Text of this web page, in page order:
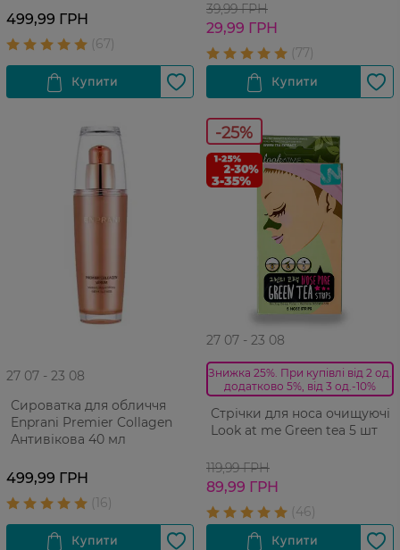
499,99 ГРН
39,99 ГРН
29,99 ГРН
27 07 - 23 08
Сироватка для обличчя
Enprani Premier Collagen
Антивікова 40 мл
499,99 ГРН
-25%
27 07 - 23 08
Знижка 25%. При купівлі від 2 од.
додатково 5%, від 3 од.-10%
Стрічки для носа очищуючі
Look at me Green tea 5 шт
119,99 ГРН
89,99 ГРН